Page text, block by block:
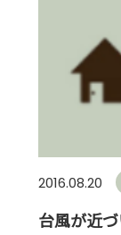
2016.08.20
台風が近